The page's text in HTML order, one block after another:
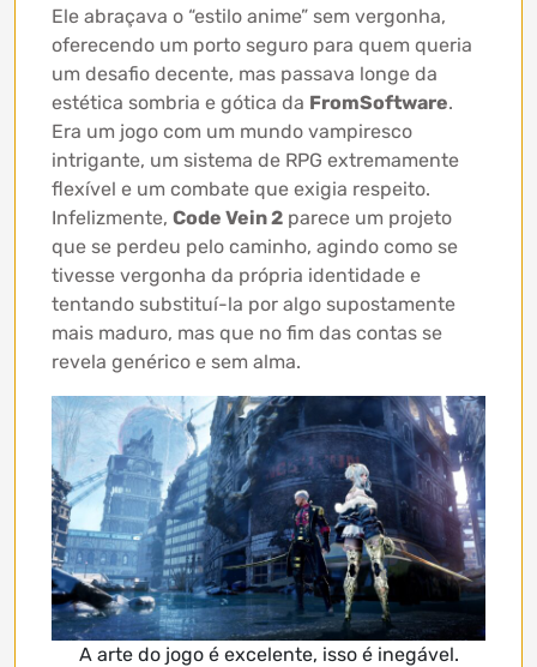
Ele abraçava o “estilo anime” sem vergonha,
oferecendo um porto seguro para quem queria
um desafio decente, mas passava longe da
estética sombria e gótica da FromSoftware.
Era um jogo com um mundo vampiresco
intrigante, um sistema de RPG extremamente
flexível e um combate que exigia respeito.
Infelizmente, Code Vein 2 parece um projeto
que se perdeu pelo caminho, agindo como se
tivesse vergonha da própria identidade e
tentando substituí-la por algo supostamente
mais maduro, mas que no fim das contas se
revela genérico e sem alma.
A arte do jogo é excelente, isso é inegável.